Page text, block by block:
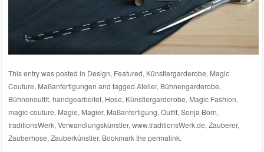
This entry was posted in Design, Featured, Künstlergarderobe, Magic
Couture, Maßanfertigungen and tagged Atelier, Bühnengarderobe,
Bühnenoutfit, handgearbeitet, Hose, Künstlergarderobe, Magic Fashion,
magic-couture, Magie, Magier, Maßanfertigung, Outfit, Sonja Born,
traditionsWerk, Verwandlungskünstler, www.traditionsWerk.de, Zauberer,
Zauberhose, Zauberkünstler. Bookmark the permalink.